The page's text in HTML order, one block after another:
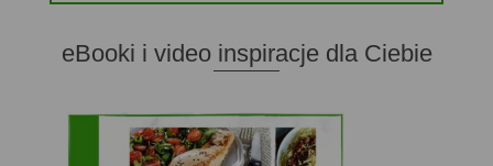
eBooki i video inspiracje dla Ciebie